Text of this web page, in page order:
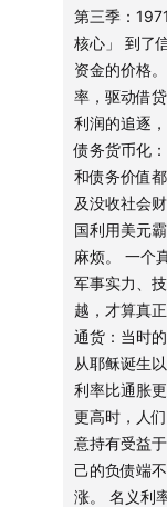
36:58利率是这
从耶稣诞
42:22实际利率
利率曲线
历史的共
50:50达里奥的
54:43国际三级
产业工人
03:34其它几条
《帝国黄昏》第
性的。
第三，当一个
就会倾向于借
2）分层视角
依然要分层次
门的杠杆和偿
负债表相对健
识别不同经
力。
当一个国家面
在今天，都会
第三季：
核心」 到了
资金的价格
率，驱动借
利润的追逐
债务货币化
和债务价值
及没收社会
国利用美元
麻烦。 一个
军事实力、
越，才算真
通货：当时
从耶稣诞生
利率比通胀
更高时，人
意持有受益
己的负债端
涨。 名义利